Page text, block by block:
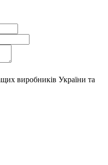
виробників України та